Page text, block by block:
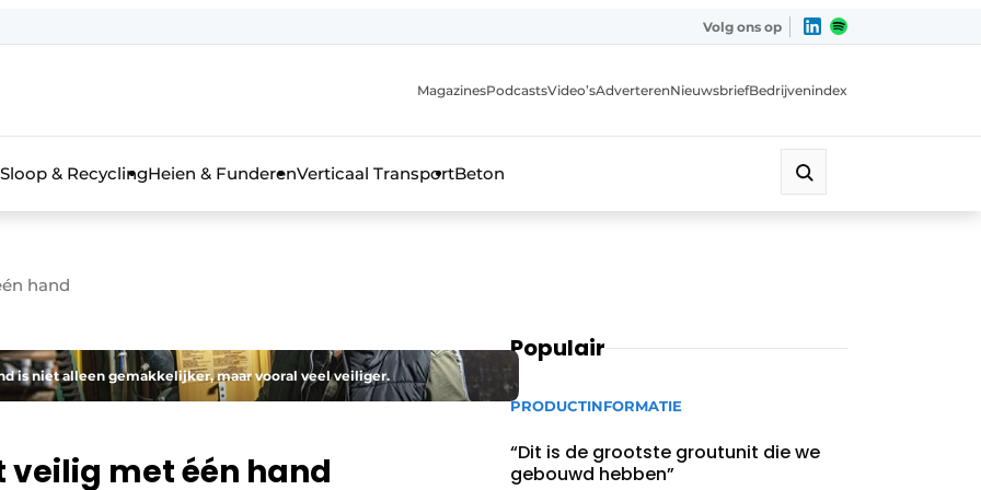
de aanmelding
voor de aanmelding FR
& bouwmachines
Volg ons op
MagazinesPodcastsVideo’sAdverterenNieuwsbriefBedrijvenindex
Sloop & RecyclingHeien & FunderenVerticaal TransportBeton
hand
is niet alleen gemakkelijker, maar vooral veel veiliger.
veilig met één hand
Populair
PRODUCTINFORMATIE
“Dit is de grootste groutunit die we
gebouwd hebben”